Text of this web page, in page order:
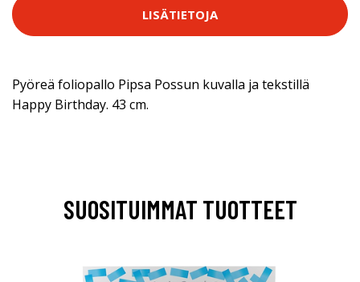
LISÄTIETOJA
Pyöreä foliopallo Pipsa Possun kuvalla ja tekstillä
Happy Birthday. 43 cm.
SUOSITUIMMAT TUOTTEET